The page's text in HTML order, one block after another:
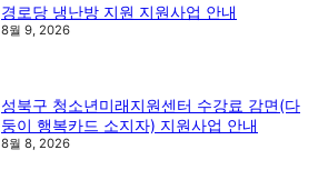
경로당 냉난방 지원 지원사업 안내
8월 9, 2026
성북구 청소년미래지원센터 수강료 감면(다
둥이 행복카드 소지자) 지원사업 안내
8월 8, 2026